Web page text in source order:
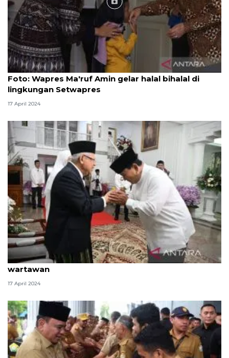
Foto
Foto: Wapres Ma'ruf Amin gelar halal bihalal di
lingkungan Setwapres
17 April 2024
Wapres gelar halal bihalal dengan pegawai dan
wartawan
17 April 2024